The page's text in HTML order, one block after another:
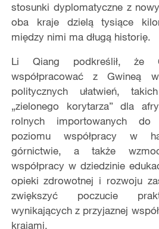
stosunki dyplomatyczne z
oba kraje dzielą tysiące
między nimi ma długą historię.
Li Qiang podkreślił, że
współpracować z Gwineą
politycznych ułatwień,
„zielonego korytarza” dla
rolnych importowanych do
poziomu współpracy w
górnictwie, a także
współpracy w dziedzinie
opieki zdrowotnej i rozwoju
zwiększyć poczucie
wynikających z przyjaznej
krajami.